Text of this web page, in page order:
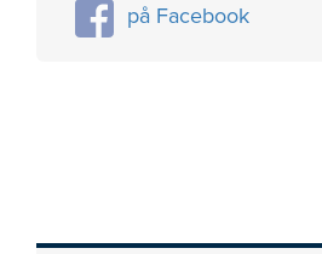
på Facebook